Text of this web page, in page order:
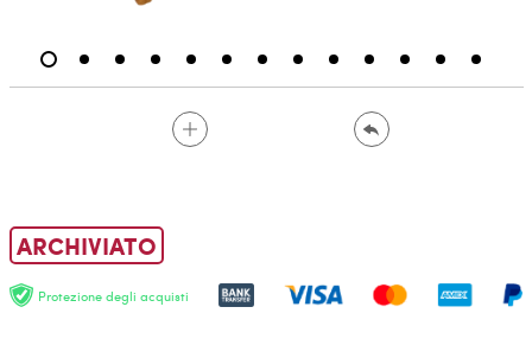
ARCHIVIATO
Protezione degli acquisti